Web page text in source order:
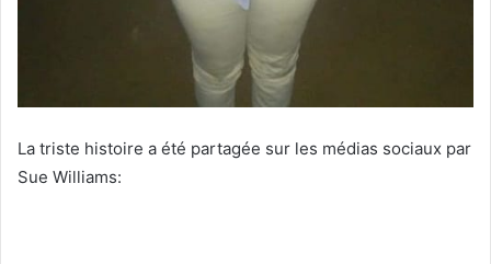
La triste histoire a été partagée sur les médias sociaux par
Sue Williams: